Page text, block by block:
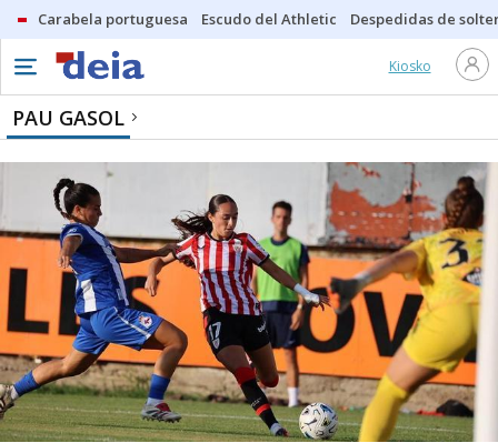
Carabela portuguesa Escudo del Athletic Despedidas de
Kiosko
PAU GASOL